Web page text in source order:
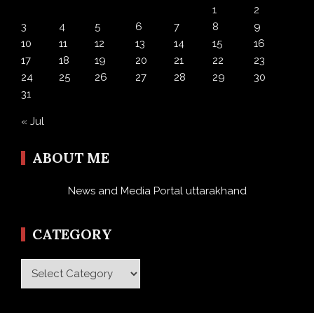
1
2
3
4 5 6 7 8
9
10
11 12 13 14 15
16
17
18 19 20 21 22
23
24
25 26 27 28 29
30
31
« Jul
ABOUT ME
News and Media Portal uttarakhand
CATEGORY
Category